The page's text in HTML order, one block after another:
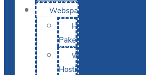
Webspace
Hosting-
Pakete
WordPress
Hosting